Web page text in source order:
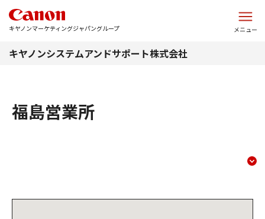
キヤノンマーケティングジャパングループ メニュー
キヤノンシステムアンドサポート株式会社
福島営業所